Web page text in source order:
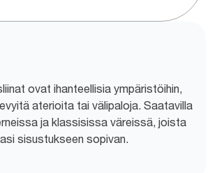
ovat ihanteellisia ympäristöihin,
aterioita tai välipaloja. Saatavilla
ja klassisissa väreissä, joista
sisustukseen sopivan.